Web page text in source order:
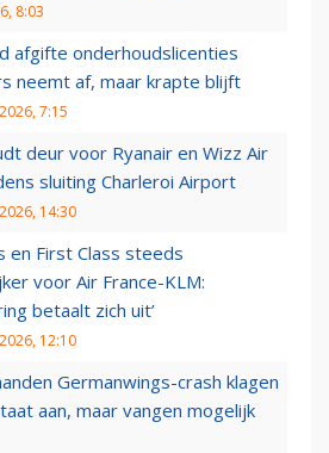
8:03
afgifte onderhoudslicenties
neemt af, maar krapte blijft
7:15
deur voor Ryanair en Wizz Air
sluiting Charleroi Airport
14:30
en First Class steeds
voor Air France-KLM:
betaalt zich uit’
12:10
Germanwings-crash klagen
aan, maar vangen mogelijk